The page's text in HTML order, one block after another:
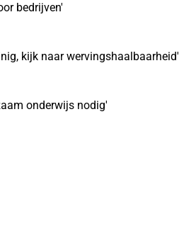
bedrijven'
kijk naar wervingshaalbaarheid'
onderwijs nodig'